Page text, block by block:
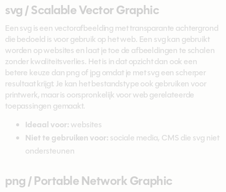
svg / Scalable Vector Graphic
Een svg is een vectorafbeelding met transparante achtergrond
die bedoeld is voor gebruik op het web. Een svg kan gebruikt
worden op websites en laat je toe de afbeeldingen te schalen
zonder kwaliteitsverlies. Het is in dat opzicht dan ook een
betere keuze dan png of jpg omdat je met svg een scherper
resultaat krijgt. Je kan het bestandstype ook gebruiken voor
printwerk, maar is oorspronkelijk voor web gerelateerde
toepassingen gemaakt.
Ideaal voor: websites
Niet te gebruiken voor: sociale media, CMS die svg niet
ondersteunen
png / Portable Network Graphic